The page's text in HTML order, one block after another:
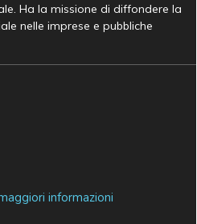
Ha la missione di diffondere la
nelle imprese e pubbliche
informazioni